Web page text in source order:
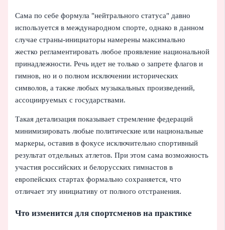
Сама по себе формула "нейтрального статуса" давно
используется в международном спорте, однако в данном
случае страны‑инициаторы намерены максимально
жестко регламентировать любое проявление национальной
принадлежности. Речь идет не только о запрете флагов и
гимнов, но и о полном исключении исторических
символов, а также любых музыкальных произведений,
ассоциируемых с государствами.
Такая детализация показывает стремление федераций
минимизировать любые политические или национальные
маркеры, оставив в фокусе исключительно спортивный
результат отдельных атлетов. При этом сама возможность
участия российских и белорусских гимнастов в
европейских стартах формально сохраняется, что
отличает эту инициативу от полного отстранения.
Что изменится для спортсменов на практике